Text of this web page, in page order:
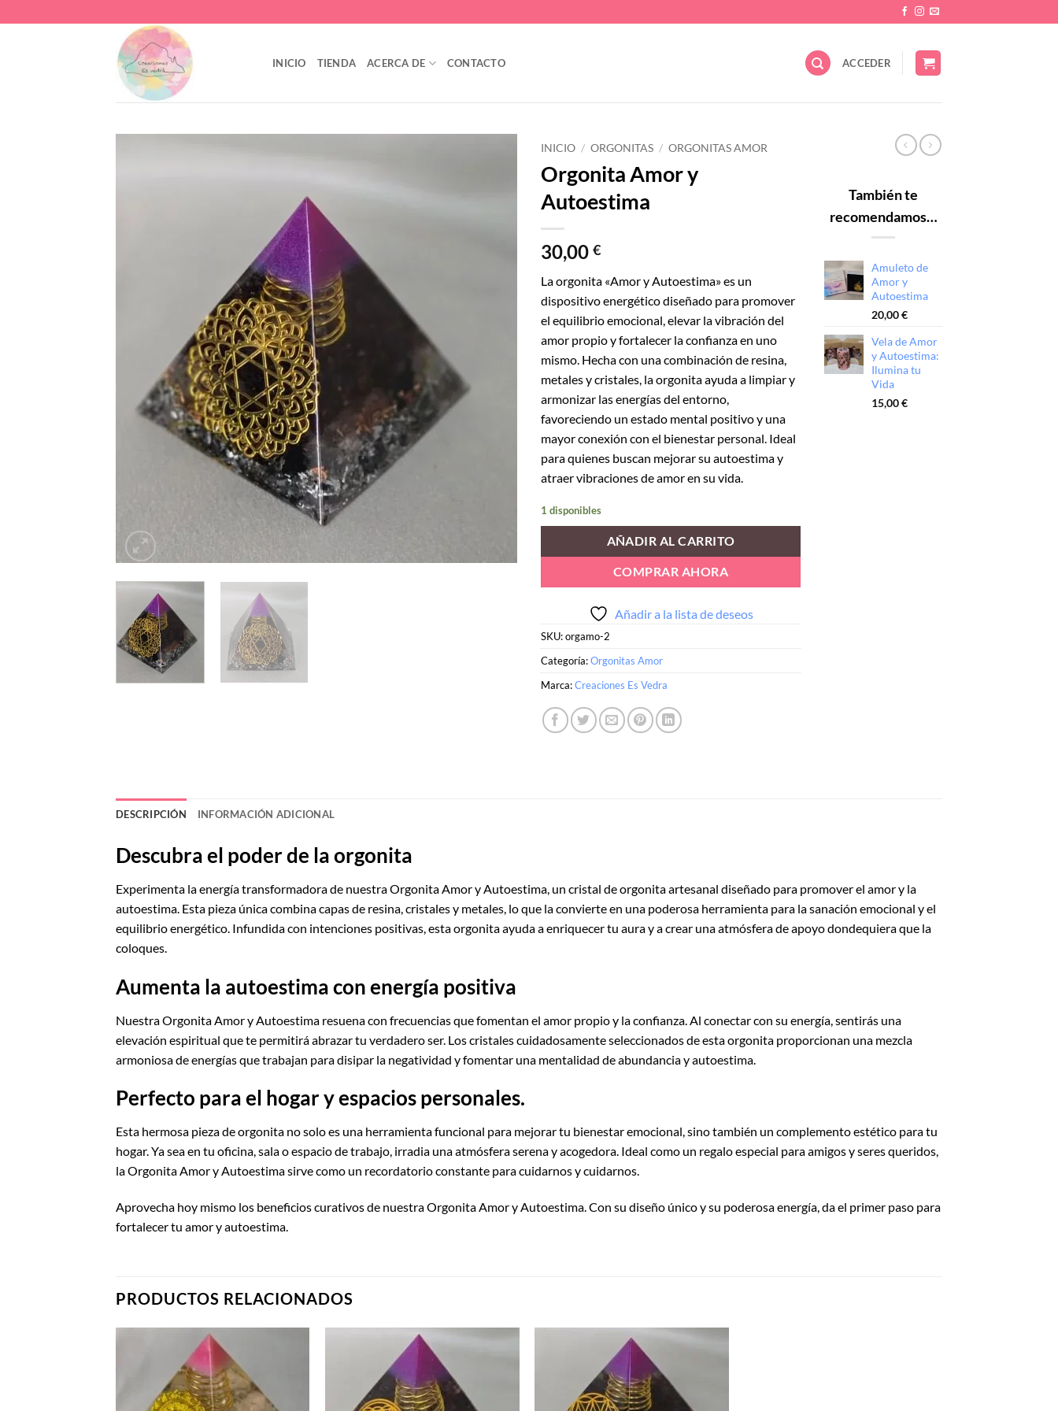
al
INICIO TIENDA ACERCA DE CONTACTO ACCEDER
INICIO / ORGONITAS / ORGONITAS AMOR
Orgonita Amor y
Autoestima
30,00 €
La orgonita «Amor y Autoestima» es un
dispositivo energético diseñado para promover
el equilibrio emocional, elevar la vibración del
amor propio y fortalecer la confianza en uno
mismo. Hecha con una combinación de resina,
metales y cristales, la orgonita ayuda a limpiar y
armonizar las energías del entorno,
favoreciendo un estado mental positivo y una
mayor conexión con el bienestar personal. Ideal
para quienes buscan mejorar su autoestima y
atraer vibraciones de amor en su vida.
1 disponibles
AÑADIR AL CARRITO
COMPRAR AHORA
Añadir a la lista de deseos
SKU:orgamo-2
Categoría:Orgonitas Amor
Marca:Creaciones Es Vedra
También te
recomendamos…
Amuleto de
Amor y
Autoestima
20,00€
Vela de Amor
y Autoestima:
Ilumina tu
Vida
15,00€
DESCRIPCIÓN INFORMACIÓN ADICIONAL
Descubra el poder de la orgonita
Experimenta la energía transformadora de nuestra Orgonita Amor y Autoestima, un cristal de orgonita artesanal diseñado para promover el amor y la
autoestima. Esta pieza única combina capas de resina, cristales y metales, lo que la convierte en una poderosa herramienta para la sanación emocional y el
equilibrio energético. Infundida con intenciones positivas, esta orgonita ayuda a enriquecer tu aura y a crear una atmósfera de apoyo dondequiera que la
coloques.
Aumenta la autoestima con energía positiva
Nuestra Orgonita Amor y Autoestima resuena con frecuencias que fomentan el amor propio y la confianza. Al conectar con su energía, sentirás una
elevación espiritual que te permitirá abrazar tu verdadero ser. Los cristales cuidadosamente seleccionados de esta orgonita proporcionan una mezcla
armoniosa de energías que trabajan para disipar la negatividad y fomentar una mentalidad de abundancia y autoestima.
Perfecto para el hogar y espacios personales.
Esta hermosa pieza de orgonita no solo es una herramienta funcional para mejorar tu bienestar emocional, sino también un complemento estético para tu
hogar. Ya sea en tu oficina, sala o espacio de trabajo, irradia una atmósfera serena y acogedora. Ideal como un regalo especial para amigos y seres queridos,
la Orgonita Amor y Autoestima sirve como un recordatorio constante para cuidarnos y cuidarnos.
Aprovecha hoy mismo los beneficios curativos de nuestra Orgonita Amor y Autoestima. Con su diseño único y su poderosa energía, da el primer paso para
fortalecer tu amor y autoestima.
PRODUCTOS RELACIONADOS
deseos
deseos